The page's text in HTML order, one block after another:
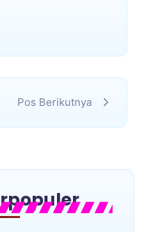
Pos Berikutnya